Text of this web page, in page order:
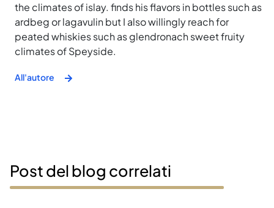
the climates of islay. finds his flavors in bottles such as
ardbeg or lagavulin but I also willingly reach for
peated whiskies such as glendronach sweet fruity
climates of Speyside.
All'autore
Post del blog correlati